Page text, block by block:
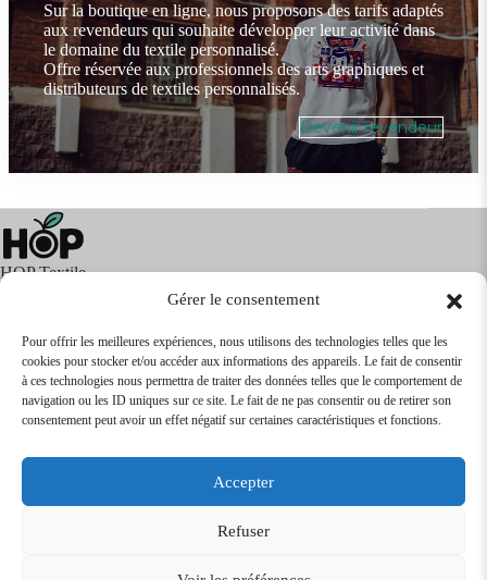
Gérer le consentement
Pour offrir les meilleures expériences, nous utilisons des technologies telles que les
cookies pour stocker et/ou accéder aux informations des appareils. Le fait de consentir
à ces technologies nous permettra de traiter des données telles que le comportement de
navigation ou les ID uniques sur ce site. Le fait de ne pas consentir ou de retirer son
consentement peut avoir un effet négatif sur certaines caractéristiques et fonctions.
Accepter
Refuser
Sur la boutique en ligne, nous proposons des tarifs adaptés
aux revendeurs qui souhaite développer leur activité dans
le domaine du textile personnalisé.
Offre réservée aux professionnels des arts graphiques et
distributeurs de textiles personnalisés.
Devenir revendeur
HOP Textile
Textile Articles Publicitaires
Infos
Boutique en ligne
Express 24H
Tarifs Revendeurs